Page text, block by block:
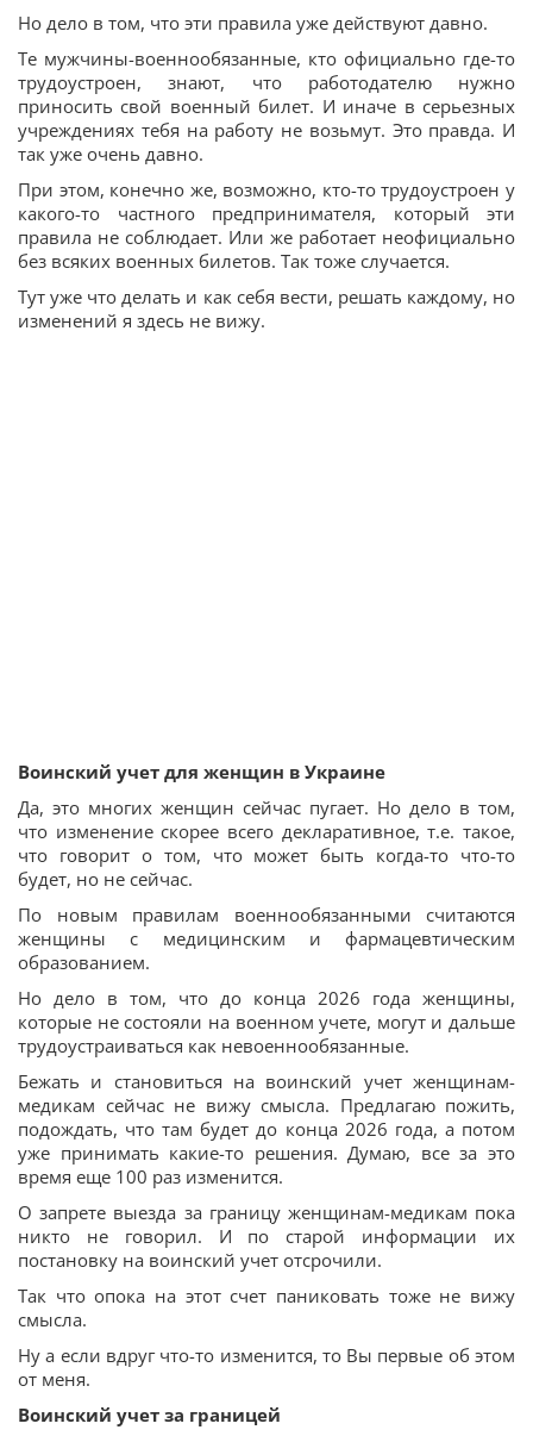
Но дело в том, что эти правила уже действуют давно.
Те мужчины-военнообязанные, кто официально где-то
трудоустроен, знают, что работодателю нужно
приносить свой военный билет. И иначе в серьезных
учреждениях тебя на работу не возьмут. Это правда. И
так уже очень давно.
При этом, конечно же, возможно, кто-то трудоустроен у
какого-то частного предпринимателя, который эти
правила не соблюдает. Или же работает неофициально
без всяких военных билетов. Так тоже случается.
Тут уже что делать и как себя вести, решать каждому, но
изменений я здесь не вижу.
Воинский учет для женщин в Украине
Да, это многих женщин сейчас пугает. Но дело в том,
что изменение скорее всего декларативное, т.е. такое,
что говорит о том, что может быть когда-то что-то
будет, но не сейчас.
По новым правилам военнообязанными считаются
женщины с медицинским и фармацевтическим
образованием.
Но дело в том, что до конца 2026 года женщины,
которые не состояли на военном учете, могут и дальше
трудоустраиваться как невоеннообязанные.
Бежать и становиться на воинский учет женщинам-
медикам сейчас не вижу смысла. Предлагаю пожить,
подождать, что там будет до конца 2026 года, а потом
уже принимать какие-то решения. Думаю, все за это
время еще 100 раз изменится.
О запрете выезда за границу женщинам-медикам пока
никто не говорил. И по старой информации их
постановку на воинский учет отсрочили.
Так что опока на этот счет паниковать тоже не вижу
смысла.
Ну а если вдруг что-то изменится, то Вы первые об этом
от меня.
Воинский учет за границей